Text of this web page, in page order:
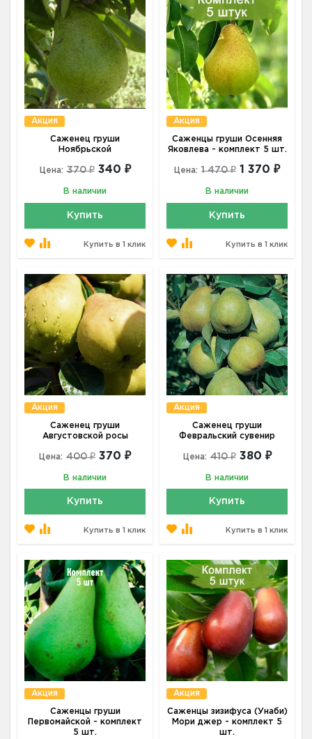
Акция
Саженец груши
Ноябрьской
Цена: 370 ₽ 340 ₽
В наличии
Купить
Купить в 1 клик
Акция
Саженцы груши Осенняя
Яковлева - комплект 5 шт.
Цена: 1 470 ₽ 1 370 ₽
В наличии
Купить
Купить в 1 клик
Акция
Саженец груши
Августовской росы
Цена: 400 ₽ 370 ₽
В наличии
Купить
Купить в 1 клик
Акция
Саженец груши
Февральский сувенир
Цена: 410 ₽ 380 ₽
В наличии
Купить
Купить в 1 клик
Акция
Саженцы груши
Первомайской - комплект
5 шт.
Акция
Саженцы зизифуса (Унаби)
Мори джер - комплект 5
шт.